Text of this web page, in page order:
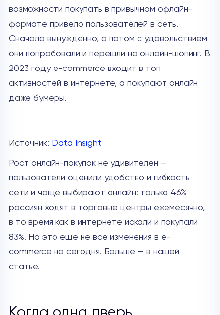
возможности покупать в привычном офлайн-
формате привело пользователей в сеть.
Сначала вынужденно, а потом с удовольствием
они попробовали и перешли на онлайн-шопинг. В
2023 году e-commerce входит в топ
активностей в интернете, а покупают онлайн
даже бумеры.
Источник: Data Insight
Рост онлайн-покупок не удивителен —
пользователи оценили удобство и гибкость
сети и чаще выбирают онлайн: только 46%
россиян ходят в торговые центры ежемесячно,
в то время как в интернете искали и покупали
83%. Но это еще не все изменения в e-
commerce на сегодня. Больше — в нашей
статье.